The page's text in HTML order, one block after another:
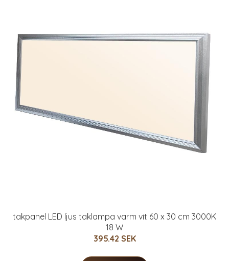
takpanel LED ljus taklampa varm vit 60 x 30 cm 3000K
18 W
395.42 SEK